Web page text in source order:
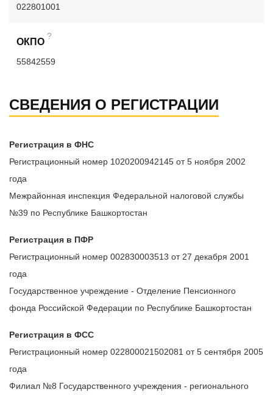
022801001
ОКПО
?
55842559
СВЕДЕНИЯ О РЕГИСТРАЦИИ
Регистрация в ФНС
Регистрационный номер 1020200942145 от 5 ноября 2002
года
Межрайонная инспекция Федеральной налоговой службы
№39 по Республике Башкортостан
Регистрация в ПФР
Регистрационный номер 002830003513 от 27 декабря 2001
года
Государственное учреждение - Отделение Пенсионного
фонда Российской Федерации по Республике Башкортостан
Регистрация в ФСС
Регистрационный номер 022800021502081 от 5 сентября 2005
года
Филиал №8 Государственного учреждения - регионального